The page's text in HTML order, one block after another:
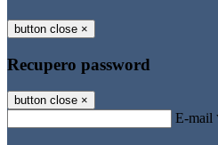
button close ×
Recupero password
button close ×
E-mail